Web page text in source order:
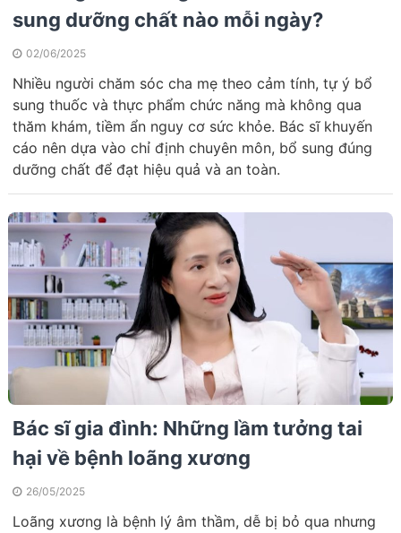
sung dưỡng chất nào mỗi ngày?
02/06/2025
Nhiều người chăm sóc cha mẹ theo cảm tính, tự ý bổ
sung thuốc và thực phẩm chức năng mà không qua
thăm khám, tiềm ẩn nguy cơ sức khỏe. Bác sĩ khuyến
cáo nên dựa vào chỉ định chuyên môn, bổ sung đúng
dưỡng chất để đạt hiệu quả và an toàn.
Bác sĩ gia đình: Những lầm tưởng tai
hại về bệnh loãng xương
26/05/2025
Loãng xương là bệnh lý âm thầm, dễ bị bỏ qua nhưng